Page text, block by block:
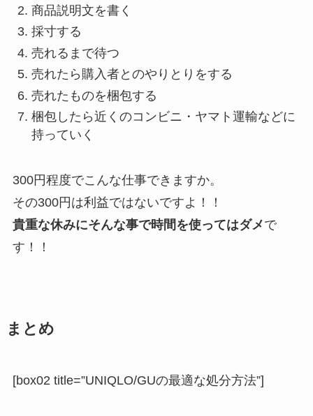
商品説明文を書く
採寸する
売れるまで待つ
売れたら購入者とのやりとりをする
売れたものを梱包する
梱包したら近くのコンビニ・ヤマト運輸などに
持っていく
300円程度でこんな仕事できますか。
その300円は利益ではないですよ！！
貴重な休みにそんな事で時間を使ってはダメで
す！！
まとめ
[box02 title=”UNIQLO/GUの最適な処分方法”]